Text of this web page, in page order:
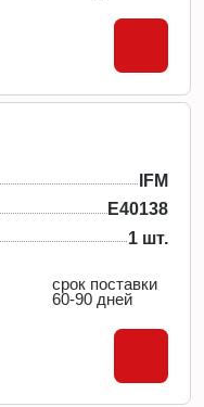
IFM
E40138
1 шт.
срок поставки
60-90 дней